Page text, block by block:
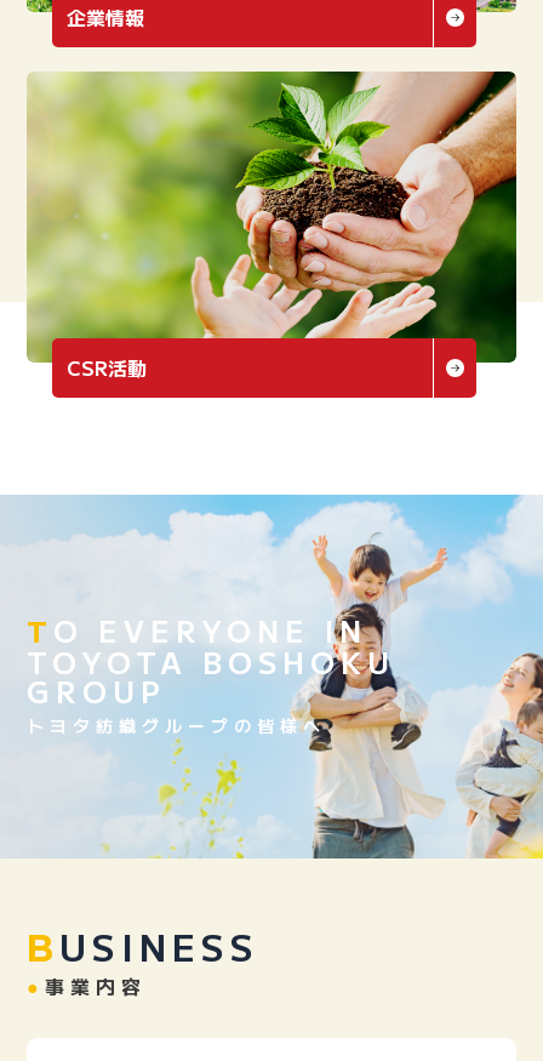
企業情報
CSR活動
T O EVERYONE IN
TOYOTA BOSHOKU
GROUP
トヨタ紡織グループの皆様へ
B USINESS
●事業内容